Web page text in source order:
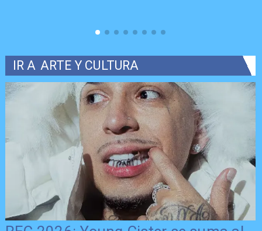
IR A ARTE Y CULTURA